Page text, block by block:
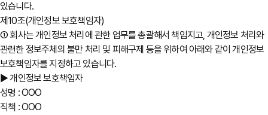
있습니다.
제10조(개인정보 보호책임자)
① 회사는 개인정보 처리에 관한 업무를 총괄해서 책임지고, 개인정보 처리와
관련한 정보주체의 불만 처리 및 피해구제 등을 위하여 아래와 같이 개인정보
보호책임자를 지정하고 있습니다.
▶ 개인정보 보호책임자
성명 : OOO
직책 : OOO